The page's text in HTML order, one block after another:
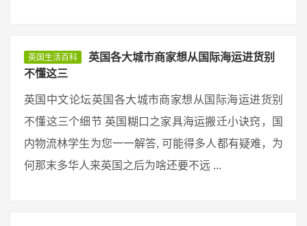
英国生活百科
英国各大城市商家想从国际海运进货别
不懂这三
英国中文论坛英国各大城市商家想从国际海运进货别
不懂这三个细节 英国糊口之家具海运搬迁小诀窍，国
内物流林学生为您一一解答, 可能得多人都有疑难，为
何那末多华人来英国之后为啥还要不远 ...